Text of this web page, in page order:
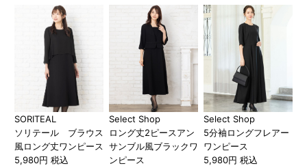
SORITEAL
ソリテール ブラウス
風ロング丈ワンピース
5,980円 税込
Select Shop
ロング丈2ピースアン
サンブル風ブラックワ
ンピース
Select Shop
5分袖ロングフレアー
ワンピース
5,980円 税込